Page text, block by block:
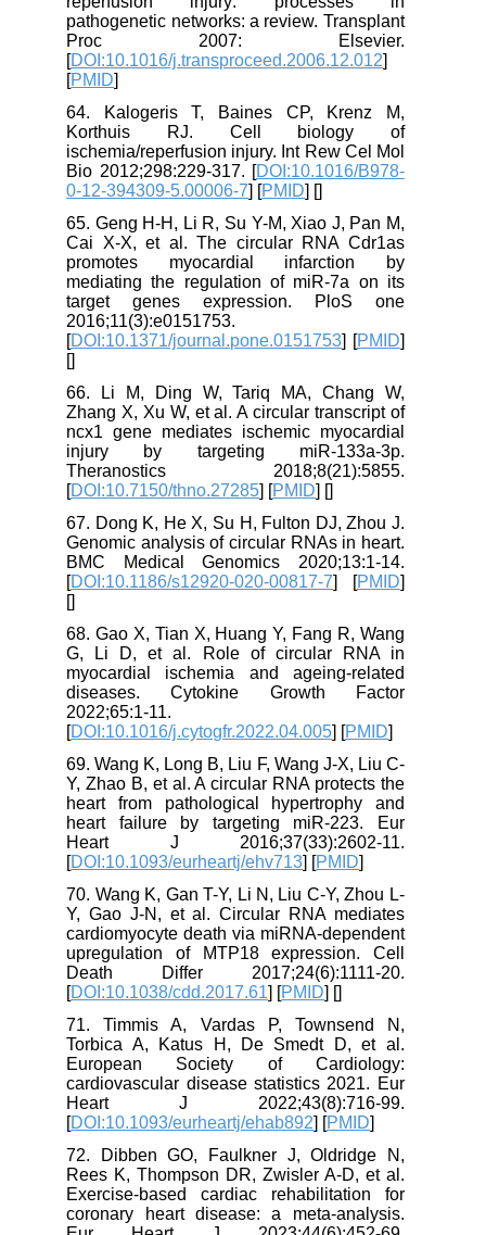
pathogenetic networks: a review. Transplant
Proc 2007: Elsevier.
[DOI:10.1016/j.transproceed.2006.12.012
[PMID
64. Kalogeris T, Baines CP, Krenz M,
Korthuis RJ. Cell biology of
ischemia/reperfusion injury. Int Rew Cel Mol
Bio 2012;298:229-317. [DOI:10.1016/B978-
0-12-394309-5.00006-7] [PMID] [
65. Geng H-H, Li R, Su Y-M, Xiao J, Pan M,
Cai X-X, et al. The circular RNA Cdr1as
promotes myocardial infarction by
mediating the regulation of miR-7a on its
target genes expression. PloS one
2016;11(3):e0151753.
[DOI:10.1371/journal.pone.0151753] [PMID
66. Li M, Ding W, Tariq MA, Chang W,
Zhang X, Xu W, et al. A circular transcript of
ncx1 gene mediates ischemic myocardial
injury by targeting miR-133a-3p.
Theranostics 2018;8(21):5855.
[DOI:10.7150/thno.27285] [PMID] [
67. Dong K, He X, Su H, Fulton DJ, Zhou J.
Genomic analysis of circular RNAs in heart.
BMC Medical Genomics 2020;13:1-14.
[DOI:10.1186/s12920-020-00817-7 ] [PMID
68. Gao X, Tian X, Huang Y, Fang R, Wang
G, Li D, et al. Role of circular RNA in
myocardial ischemia and ageing-related
diseases. Cytokine Growth Factor
2022;65:1-11.
[DOI:10.1016/j.cytogfr.2022.04.005] [PMID
69. Wang K, Long B, Liu F, Wang J-X, Liu C-
Y, Zhao B, et al. A circular RNA protects the
heart from pathological hypertrophy and
heart failure by targeting miR-223. Eur
Heart J 2016;37(33):2602-11.
[DOI:10.1093/eurheartj/ehv713] [PMID
70. Wang K, Gan T-Y, Li N, Liu C-Y, Zhou L-
Y, Gao J-N, et al. Circular RNA mediates
cardiomyocyte death via miRNA-dependent
upregulation of MTP18 expression. Cell
Death Differ 2017;24(6):1111-20.
[DOI:10.1038/cdd.2017.61] [PMID] [
71. Timmis A, Vardas P, Townsend N,
Torbica A, Katus H, De Smedt D, et al.
European Society of Cardiology:
cardiovascular disease statistics 2021. Eur
Heart J 2022;43(8):716-99.
[DOI:10.1093/eurheartj/ehab892] [PMID
72. Dibben GO, Faulkner J, Oldridge N,
Rees K, Thompson DR, Zwisler A-D, et al.
Exercise-based cardiac rehabilitation for
coronary heart disease: a meta-analysis.